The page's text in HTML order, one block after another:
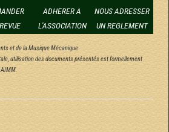
ADHERER A
L'ASSOCIATION
NOUS ADRESSER
UN REGLEMENT
et de la Musique Mécanique
utilisation des documents présentés est formellement